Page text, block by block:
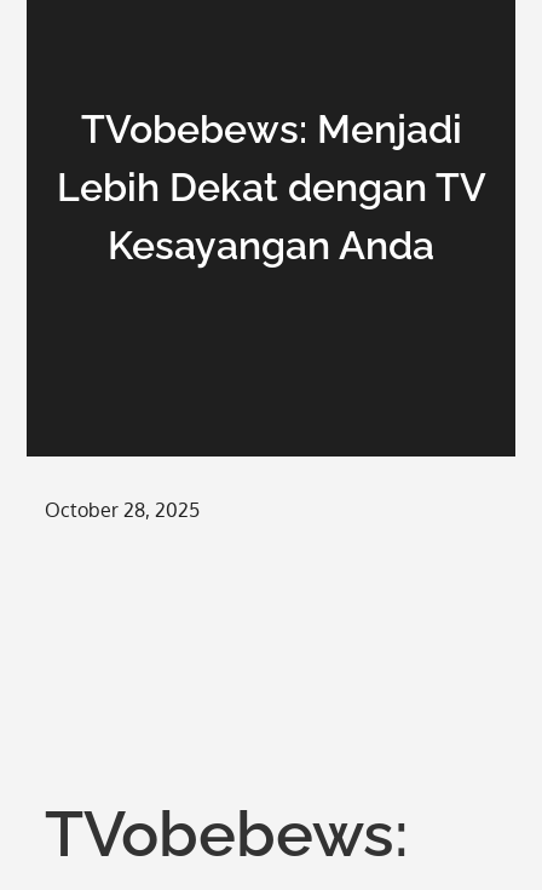
TVobebews: Menjadi
Lebih Dekat dengan TV
Kesayangan Anda
Posted
October 28, 2025
TVobebews: